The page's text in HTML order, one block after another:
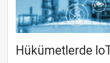
Hükümetlerde